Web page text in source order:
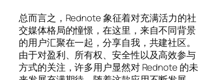
总而言之，Rednote 象征着对充满活力的社
交媒体格局的憧憬，在这里，来自不同背景
的用户汇聚在一起，分享自我，共建社区。
由于对盈利、所有权、安全性以及高效参与
方式的关注，许多用户显然对 Rednote 的未